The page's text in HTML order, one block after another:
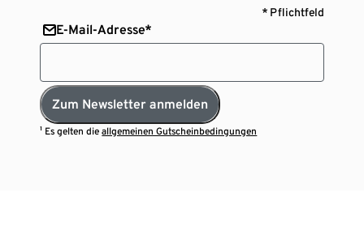
* Pflichtfeld
E-Mail-Adresse*
Zum Newsletter anmelden
¹ Es gelten dieallgemeinen Gutscheinbedingungen